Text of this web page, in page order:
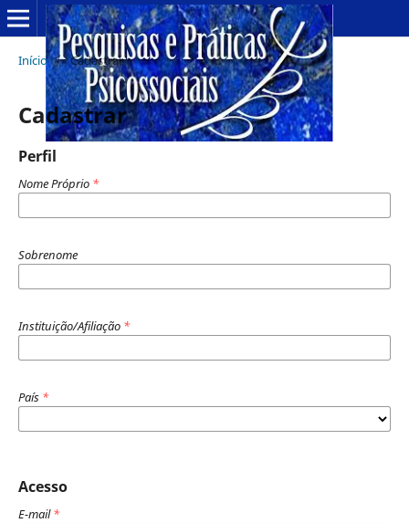
Início / Cadastrar
Cadastrar
Perfil
Nome Próprio *
Sobrenome
Instituição/Afiliação *
País *
Acesso
E-mail*